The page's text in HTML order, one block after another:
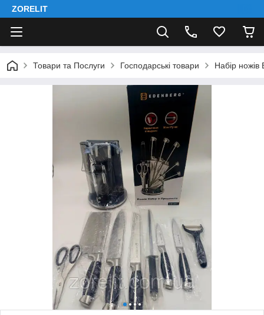
ZORELIT
Товари та Послуги Господарські товари Набір ножів